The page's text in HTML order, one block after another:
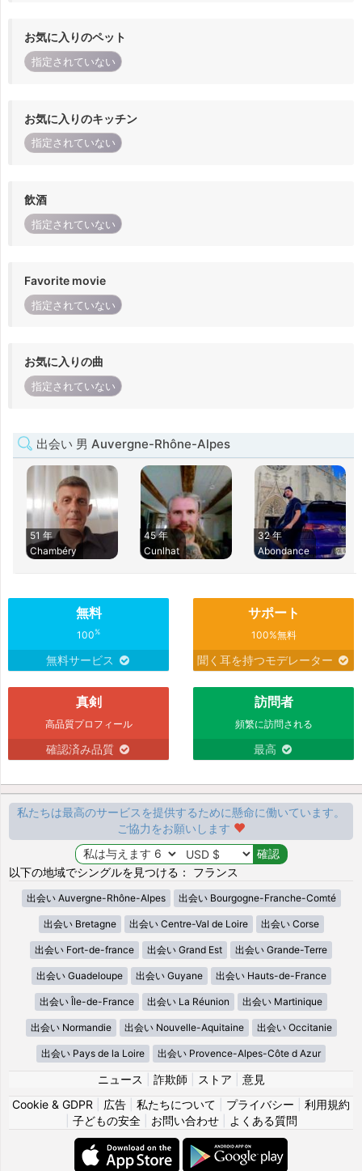
お気に入りのペット
指定されていない
お気に入りのキッチン
指定されていない
飲酒
指定されていない
Favorite movie
指定されていない
お気に入りの曲
指定されていない
出会い 男 Auvergne-Rhône-Alpes
51 年
Chambéry
45 年
Cunlhat
32 年
Abondance
無料
100%
無料サービス
サポート
100%無料
聞く耳を持つモデレーター
真剣
高品質プロフィール
確認済み品質
訪問者
頻繁に訪問される
最高
私たちは最高のサービスを提供するために懸命に働いています。
ご協力をお願いします
以下の地域でシングルを見つける： フランス
出会い Auvergne-Rhône-Alpes 出会い Bourgogne-Franche-Comté
出会い Bretagne 出会い Centre-Val de Loire 出会い Corse
出会い Fort-de-france 出会い Grand Est 出会い Grande-Terre
出会い Guadeloupe 出会い Guyane 出会い Hauts-de-France
出会い Île-de-France 出会い La Réunion 出会い Martinique
出会い Normandie 出会い Nouvelle-Aquitaine 出会い Occitanie
出会い Pays de la Loire 出会い Provence-Alpes-Côte d Azur
ニュース 詐欺師 ストア
意見
Cookie & GDPR
広告 私たちについて プライバシー
利用規約
子どもの安全| お問い合わせ| よくある質問